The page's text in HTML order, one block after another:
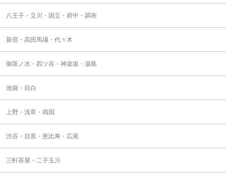
八王子・立川・国立・府中・調布
新宿・高田馬場・代々木
御茶ノ水・四ツ谷・神楽坂・湯島
池袋・目白
上野・浅草・両国
渋谷・目黒・恵比寿・広尾
三軒茶屋・二子玉川